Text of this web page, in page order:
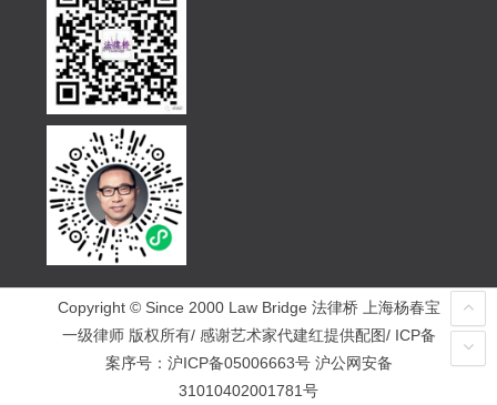
Copyright © Since 2000 Law Bridge 法律桥 上海杨春宝
一级律师 版权所有/ 感谢艺术家代建红提供配图/ ICP备
案序号： 沪ICP备05006663号 沪公网安备
31010402001781号